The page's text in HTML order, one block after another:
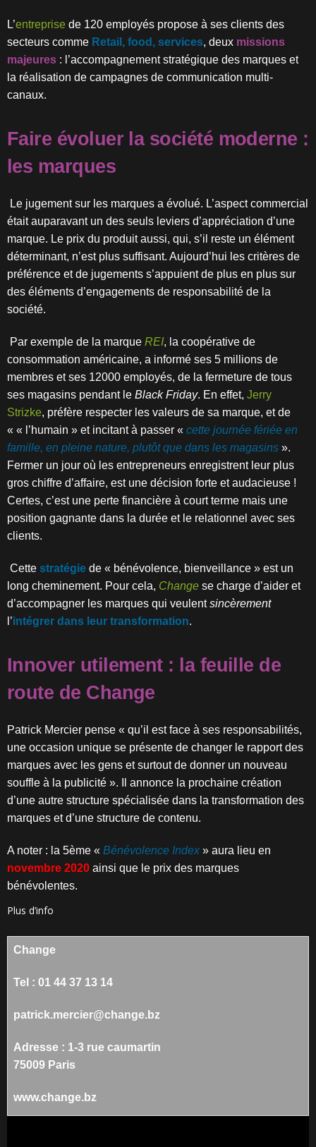
L’entreprise de 120 employés propose à ses clients des
secteurs comme Retail, food, services, deux missions
majeures : l’accompagnement stratégique des marques et
la réalisation de campagnes de communication multi-
canaux.
Faire évoluer la société moderne :
les marques
Le jugementsur les marques a évolué. L’aspect commercial
était auparavant un des seuls leviers d’appréciation d’une
marque. Le prix du produit aussi, qui, s’il reste un élément
déterminant, n’est plus suffisant. Aujourd’hui les critères de
préférence et de jugements s’appuient de plus en plus sur
des éléments d’engagements de responsabilité de la
société.
Par exemple de la marque REI, la coopérative de
consommation américaine, a informé ses 5 millions de
membres et ses 12000 employés, de la fermeture de tous
ses magasins pendant le Black Friday. En effet, Jerry
Strizke, préfère respecter les valeurs de sa marque, et de
« « l’humain » et incitant à passer « cette journée fériée en
famille, en pleine nature, plutôt que dans les magasins ».
Fermer un jour où les entrepreneurs enregistrent leur plus
gros chiffre d’affaire, est une décision forte et audacieuse !
Certes, c’est une perte financière à court terme mais une
position gagnante dans la durée et le relationnel avec ses
clients.
Cette stratégie de « bénévolence, bienveillance » est un
long cheminement. Pour cela, Change se charge d’aider et
d’accompagner les marques qui veulentsincèrement
l’intégrer dans leur transformation.
Innover utilement : la feuille de
route de Change
Patrick Mercier pense « qu’il est face à ses responsabilités,
une occasion unique se présente de changer le rapport des
marques avec les gens et surtout de donner un nouveau
souffle à la publicité ». Il annonce la prochaine création
d’une autre structure spécialisée dans la transformation des
marques et d’une structure de contenu.
A noter : la 5ème « Bénévolence Index » aura lieu en
novembre 2020 ainsi que le prix des marques
bénévolentes.
Plus d’info
Change
Tel : 01 44 37 13 14
patrick.mercier@change.bz
Adresse : 1-3 rue caumartin
75009 Paris
www.change.bz